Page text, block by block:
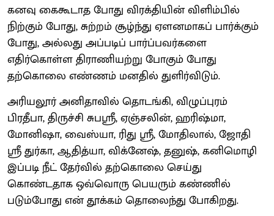
கனவு கைகூடாத போது விரக்தியின் விளிம்பில்
நிற்கும் போது, சுற்றம் சூழ்ந்து ஏளனமாகப் பார்க்கும்
போது, அல்லது அப்படிப் பார்ப்பவர்களை
எதிர்கொள்ள திராணியற்று போகும் போது
தற்கொலை எண்ணம் மனதில் துளிர்விடும்.
அரியலூர் அனிதாவில் தொடங்கி, விழுப்புரம்
பிரதீபா, திருச்சி சுபஸ்ரீ, ஏஞ்சலின், ஹரிஷ்மா,
மோனிஷா, வைஸ்யா, ரிது ஸ்ரீ, மோதிலால், ஜோதி
ஸ்ரீ துர்கா, ஆதித்யா, விக்னேஷ், தனுஷ், கனிமொழி
இப்படி நீட் தேர்வில் தற்கொலை செய்து
கொண்டதாக ஒவ்வொரு பெயரும் கண்ணில்
படும்போது என் தூக்கம் தொலைந்து போகிறது.